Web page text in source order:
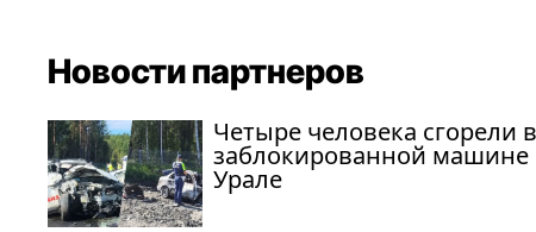
Новости партнеров
Четыре человека сгорели в
заблокированной машине
Урале